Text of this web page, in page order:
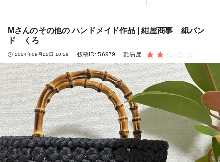
Mさんのその他の ハンドメイド作品 | 紺屋商事 紙バン
ド くろ
2024年09月22日 10:29 投稿ID:56979 難易度